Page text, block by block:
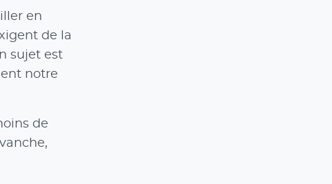
en
de la
sujet est
notre
de